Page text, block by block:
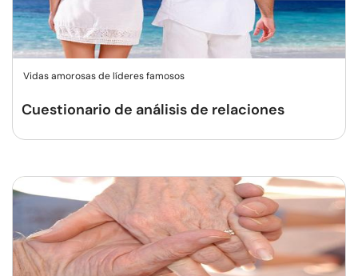
Vidas amorosas de líderes famosos
Cuestionario de análisis de relaciones